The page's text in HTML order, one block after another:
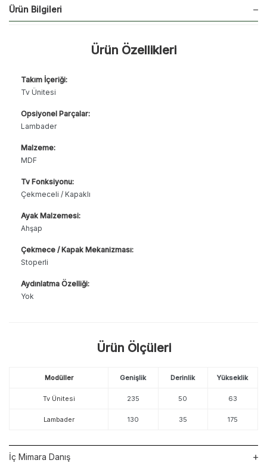
Ürün Bilgileri
Ürün Özellikleri
Takım İçeriği:
Tv Ünitesi
Opsiyonel Parçalar:
Lambader
Malzeme:
MDF
Tv Fonksiyonu:
Çekmeceli / Kapaklı
Ayak Malzemesi:
Ahşap
Çekmece / Kapak Mekanizması:
Stoperli
Aydınlatma Özelliği:
Yok
Ürün Ölçüleri
Modüller Genişlik Derinlik Yükseklik
Tv Ünitesi 235 50 63
Lambader 130 35 175
İç Mimara Danış